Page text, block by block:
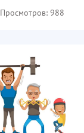
Просмотров: 988